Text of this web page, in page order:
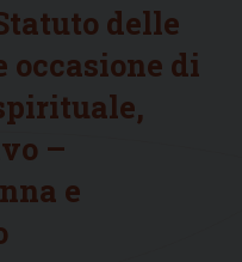
delle
occasione di
–
e